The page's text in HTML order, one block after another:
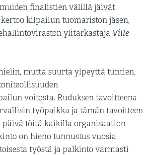
finalistien välillä jäivät
kilpailun tuomariston jäsen,
ylitarkastaja Ville
mutta suurta ylpeyttä tuntien,
voitosta. Ruduksen tavoitteena
työpaikka ja tämän tavoitteen
päivä töitä kaikilla organisaation
on hieno tunnustus vuosia
työstä ja palkinto varmasti